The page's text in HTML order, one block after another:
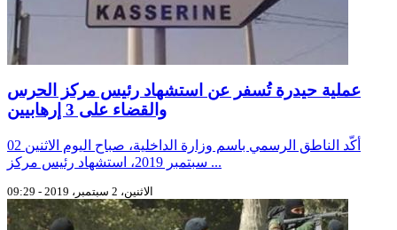
عملية حيدرة تُسفر عن استشهاد رئيس مركز الحرس
والقضاء على 3 إرهابيين
أكّد الناطق الرسمي باسم وزارة الداخلية، صباح اليوم الاثنين 02
سبتمبر 2019، استشهاد رئيس مركز ...
الاثنين، 2 سبتمبر، 2019 - 09:29